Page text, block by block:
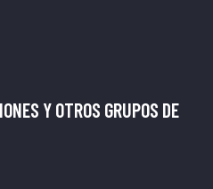
Y OTROS GRUPOS DE